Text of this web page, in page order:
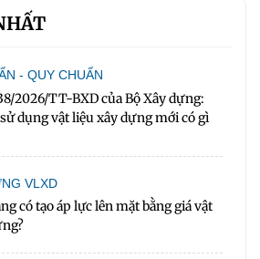
- QUY CHUẨN
2026/TT-BXD của Bộ Xây dựng:
dụng vật liệu xây dựng mới có gì
VLXD
có tạo áp lực lên mặt bằng giá vật